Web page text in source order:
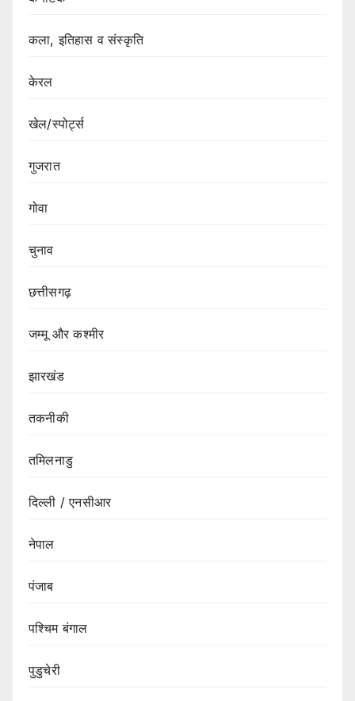
कला, इतिहास व संस्कृति
केरल
खेल/स्पोर्ट्स
गुजरात
गोवा
चुनाव
छत्तीसगढ़
जम्मू और कश्मीर
झारखंड
तकनीकी
तमिलनाडु
दिल्ली / एनसीआर
नेपाल
पंजाब
पश्चिम बंगाल
पुडुचेरी